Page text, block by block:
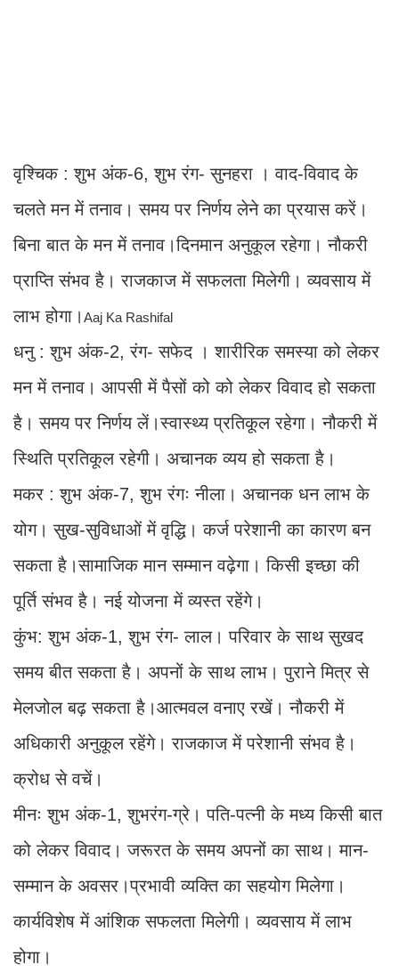
वृश्चिक : शुभ अंक-6, शुभ रंग- सुनहरा । वाद-विवाद के
चलते मन में तनाव। समय पर निर्णय लेने का प्रयास करें।
बिना बात के मन में तनाव।दिनमान अनुकूल रहेगा। नौकरी
प्राप्ति संभव है। राजकाज में सफलता मिलेगी। व्यवसाय में
लाभ होगा। Aaj Ka Rashifal
धनु : शुभ अंक-2, रंग- सफेद । शारीरिक समस्या को लेकर
मन में तनाव। आपसी में पैसों को को लेकर विवाद हो सकता
है। समय पर निर्णय लें।स्वास्थ्य प्रतिकूल रहेगा। नौकरी में
स्थिति प्रतिकूल रहेगी। अचानक व्यय हो सकता है।
मकर : शुभ अंक-7, शुभ रंगः नीला। अचानक धन लाभ के
योग। सुख-सुविधाओं में वृद्धि। कर्ज परेशानी का कारण बन
सकता है।सामाजिक मान सम्मान वढ़ेगा। किसी इच्छा की
पूर्ति संभव है। नई योजना में व्यस्त रहेंगे।
कुंभ: शुभ अंक-1, शुभ रंग- लाल। परिवार के साथ सुखद
समय बीत सकता है। अपनों के साथ लाभ। पुराने मित्र से
मेलजोल बढ़ सकता है।आत्मवल वनाए रखें। नौकरी में
अधिकारी अनुकूल रहेंगे। राजकाज में परेशानी संभव है।
क्रोध से वचें।
मीनः शुभ अंक-1, शुभरंग-ग्रे। पति-पत्नी के मध्य किसी बात
को लेकर विवाद। जरूरत के समय अपनों का साथ। मान-
सम्मान के अवसर।प्रभावी व्यक्ति का सहयोग मिलेगा।
कार्यविशेष में आंशिक सफलता मिलेगी। व्यवसाय में लाभ
होगा।